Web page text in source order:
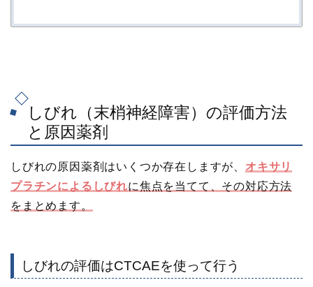
しびれ（末梢神経障害）の評価方法
と原因薬剤
しびれの原因薬剤はいくつか存在しますが、 オキサリ
プラチンによるしびれに焦点を当てて、その対応方法
をまとめます。
しびれの評価はCTCAEを使って行う